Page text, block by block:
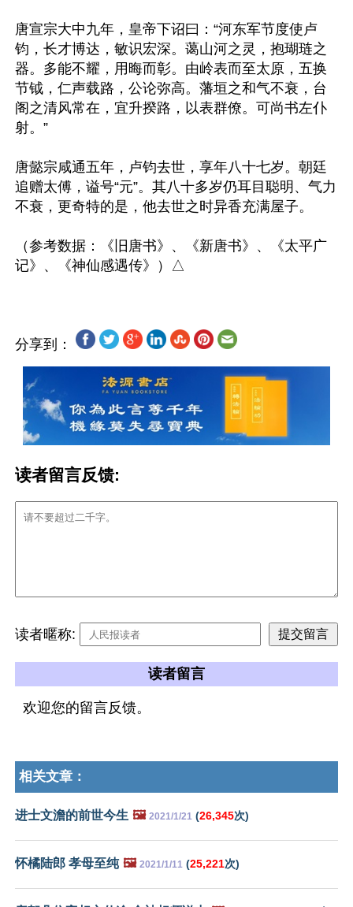
唐宣宗大中九年，皇帝下诏曰：“河东军节度使卢
钧，长才博达，敏识宏深。蔼山河之灵，抱瑚琏之
器。多能不耀，用晦而彰。由岭表而至太原，五换
节钺，仁声载路，公论弥高。藩垣之和气不衰，台
阁之清风常在，宜升揆路，以表群僚。可尚书左仆
射。”
唐懿宗咸通五年，卢钧去世，享年八十七岁。朝廷
追赠太傅，谥号“元”。其八十多岁仍耳目聪明、气力
不衰，更奇特的是，他去世之时异香充满屋子。
（参考数据：《旧唐书》、《新唐书》、《太平广
分享到：
读者留言反馈:
读者暱称:
读者留言
欢迎您的留言反馈。
相关文章：
进士文澹的前世今生 🖼️ 2021/1/21 (26,345次)
怀橘陆郎 孝母至纯 🖼️ 2021/1/11 (25,221次)